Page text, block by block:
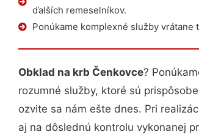
ďalších remeselníkov.
Ponúkame komplexné služby
Obklad na krb Čenkovce?
rozumné služby, ktoré sú
ozvite sa nám ešte dnes. Pri
aj na dôslednú kontrolu vykonanej